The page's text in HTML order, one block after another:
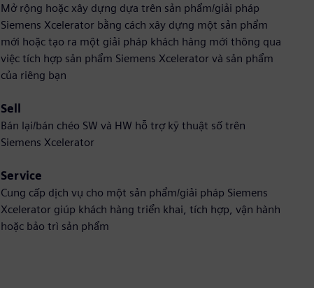
Mở rộng hoặc xây dựng dựa trên sản phẩm/giải pháp
Siemens Xcelerator bằng cách xây dựng một sản phẩm
mới hoặc tạo ra một giải pháp khách hàng mới thông qua
việc tích hợp sản phẩm Siemens Xcelerator và sản phẩm
của riêng bạn
Sell
Bán lại/bán chéo SW và HW hỗ trợ kỹ thuật số trên
Siemens Xcelerator
Service
Cung cấp dịch vụ cho một sản phẩm/giải pháp Siemens
Xcelerator giúp khách hàng triển khai, tích hợp, vận hành
hoặc bảo trì sản phẩm